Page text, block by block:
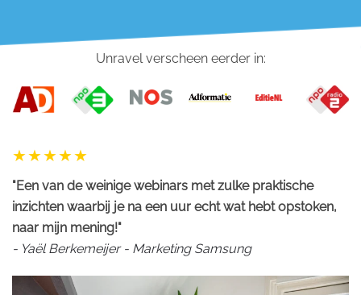
Unravel verscheen eerder in:
"Een van de weinige webinars met zulke praktische
inzichten waarbij je na een uur echt wat hebt opstoken,
naar mijn mening!"
- Yaël Berkemeijer - Marketing Samsung